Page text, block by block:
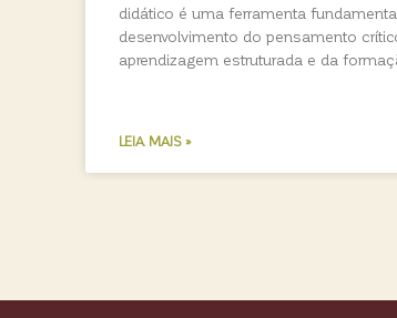
didático é uma ferramenta
desenvolvimento do pensamento
aprendizagem estruturada e da
LEIA MAIS »